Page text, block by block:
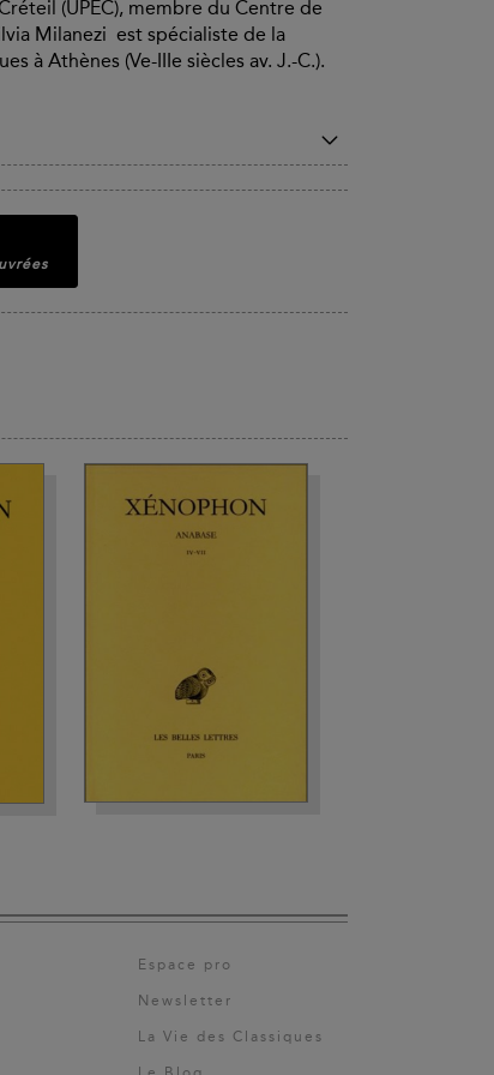
(UPEC), membre du Centre de
Milanezi est spécialiste de la
à Athènes (Ve-IIIe siècles av. J.-C.).
Espace pro
Newsletter
La Vie des Classiques